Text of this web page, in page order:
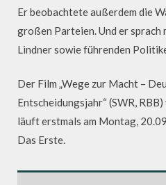
Er beobachtete außerdem die
großen Parteien. Und er sprach
Lindner sowie führenden
Der Film „Wege zur Macht –
Entscheidungsjahr“ (SWR,
läuft erstmals am Montag,
Das Erste.